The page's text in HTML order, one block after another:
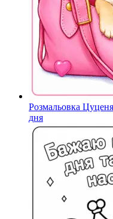
Розмальовка
дня